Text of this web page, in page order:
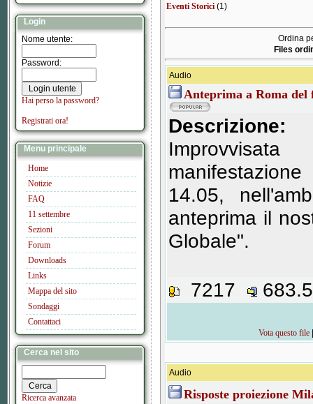
Login
Nome utente:
Password:
Hai perso la password?
Registrati ora!
Menu principale
Home
Notizie
FAQ
11 settembre
Sezioni
Forum
Downloads
Links
Mappa del sito
Sondaggi
Contattaci
Cerca nel sito
Ricerca avanzata
Eventi Storici (1)
Ordina
Files
Audio
Anteprima a Roma
Descrizione:
14.05,
anteprima il
Globale".
7217
Vota questo file
Audio
Risposte proiezione